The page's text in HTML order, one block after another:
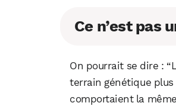
Ce n’est pas
On pourrait se dire :
terrain génétique plus
comportaient la